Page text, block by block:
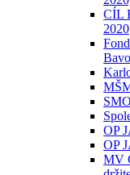
CÍL
2020
OP
OP
MV